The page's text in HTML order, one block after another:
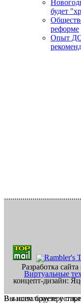
будет
реформе
Опыт
Разработка
Виртуальные
концепт-дизайн:
В вашем браузере
Вы используете